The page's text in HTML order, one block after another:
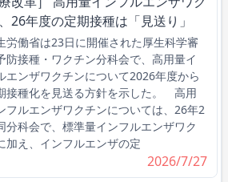
26年度の定期接種は「見送り」
労働省は23日に開催された厚生科学審
防接種・ワクチン分科会で、高用量イ
エンザワクチンについて2026年度から
接種化を見送る方針を示した。 高用
フルエンザワクチンについては、26年2
分科会で、標準量インフルエンザワク
加え、インフルエンザの定
2026/7/27